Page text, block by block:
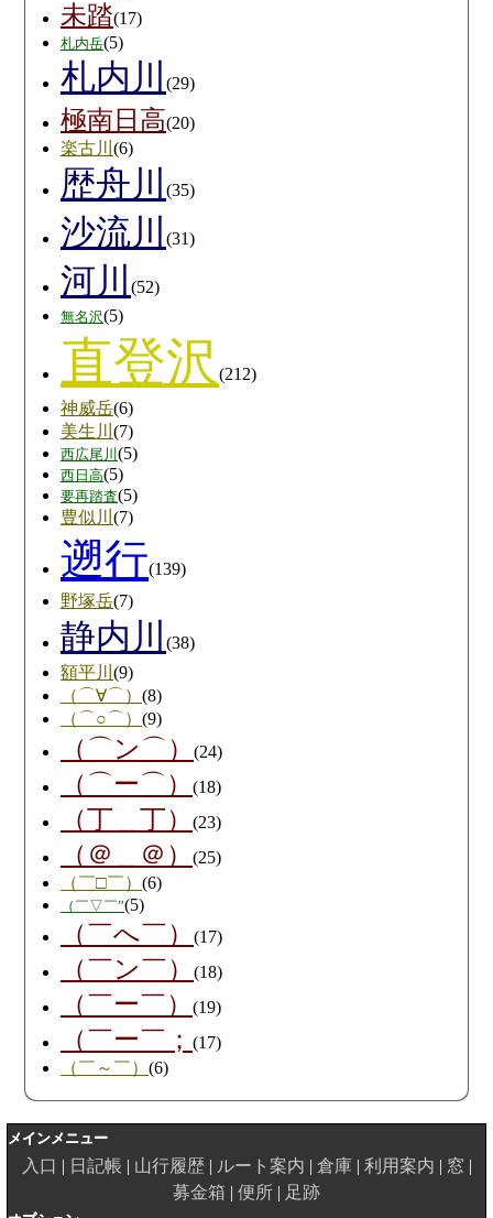
未踏(17)
札内岳(5)
札内川 (29)
極南日高(20)
楽古川 (6)
歴舟川 (35)
沙流川 (31)
河川 (52)
無名沢(5)
直登沢 (212)
神威岳(6)
美生川 (7)
西広尾川 (5)
西日高(5)
要再踏査(5)
豊似川 (7)
遡行(139)
野塚岳(7)
静内川
(38)
額平川 (9)
（⌒∀⌒） (8)
（⌒○⌒） (9)
（⌒ン⌒） (24)
（⌒ー⌒） (18)
（丁＿丁） (23)
（＠＿＠）
(25)
（￣□￣） (6)
（￣▽￣”(5)
（￣へ￣） (17)
（￣ン￣） (18)
（￣ー￣） (19)
（￣ー￣； (17)
（￣～￣） (6)
メインメニュー
入口 日記帳 山行履歴 ルート案内 倉庫 利用案内
窓
募金箱
便所 足跡